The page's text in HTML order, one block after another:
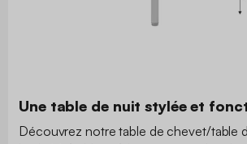
Une table de nuit stylée et
Découvrez notre table de chevet/table